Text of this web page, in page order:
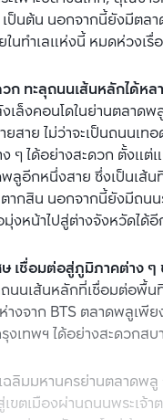
ป็นต้น นอกจากนี้ยังมีตล
ในทำเลแห่งนี้ หมดห่วงเรื่
ก ทะลุถนนเส้นหลักได้หล
ล็งคอนโดในย่านตลาดพ
สาย ไม่ว่าจะเป็นถนนเท
ๆ ได้อย่างสะดวก ตั้งแ
ลูอีกหนึ่งสาย ซึ่งเป็นเส้
ตากสิน นอกจากนี้ยังมีถน
มุ่งหน้าไปสู่ต่างจังหวัดได้
เชื่อมต่อสู่ภูมิภาคต่าง ๆ
นนเส้นหลักที่เชื่อมต่อพื้น
งจาก BTS ตลาดพลูเพีย
งเทพฯ ได้อย่างสะดวกส
ฉลิมมหานครย่านตลาดพ
ขตเมืองผ่านถนนพระเจ้